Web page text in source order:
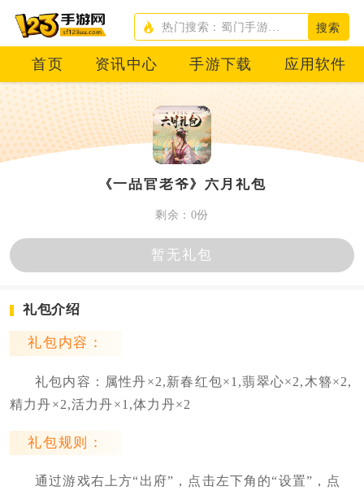
搜索
首页 资讯中心 手游下载 应用软件
《一品官老爷》六月礼包
剩余：0份
暂无礼包
礼包介绍
礼包内容：
礼包内容：属性丹×2,新春红包×1,翡翠心×2,木簪×2,
精力丹×2,活力丹×1,体力丹×2
礼包规则：
通过游戏右上方“出府”，点击左下角的“设置”，点